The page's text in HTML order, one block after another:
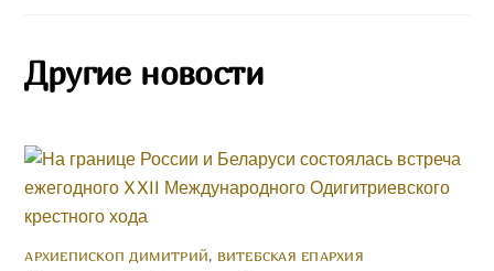
Другие новости
АРХИЕПИСКОП ДИМИТРИЙ, ВИТЕБСКАЯ ЕПАРХИЯ